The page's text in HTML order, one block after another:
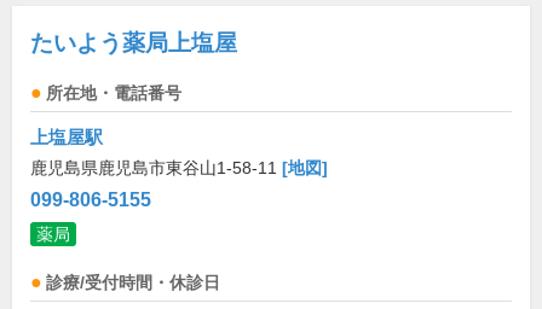
たいよう薬局上塩屋
所在地・電話番号
上塩屋駅
鹿児島県鹿児島市東谷山1-58-11 [地図]
099-806-5155
薬局
診療/受付時間・休診日